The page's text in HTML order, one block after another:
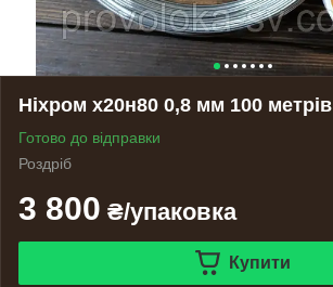
Ніхром х20н80 0,8 мм 100 метрів
Готово до відправки
Роздріб
3 800 ₴/упаковка
Купити